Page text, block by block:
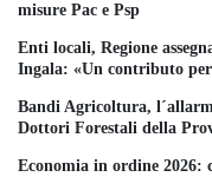
misure Pac e Psp
Enti locali, Regione
Ingala: «Un contributo
Bandi Agricoltura,
Dottori Forestali della
Economia in ordine 2026: